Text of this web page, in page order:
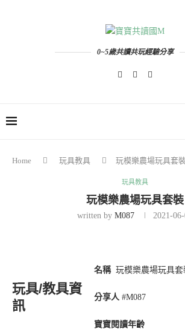
0~5歲共讀共玩經驗分享
Home 玩具教具 玩模樂農場玩具套
玩具教具
玩模樂農場玩具套裝
written by M087 2021-
玩具/教具資
訊
名稱 玩模樂農場玩具套
分享人#M087
寶寶閱讀年齡